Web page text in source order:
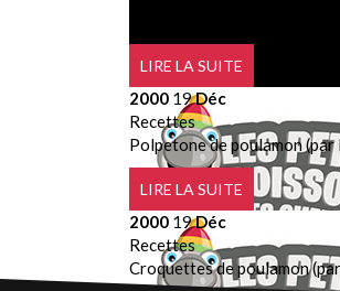
LIRE LA SUITE
2000 19Déc
Recettes
Polpetone de poulamon
LIRE LA SUITE
2000 19Déc
Recettes
Croquettes de poulamon